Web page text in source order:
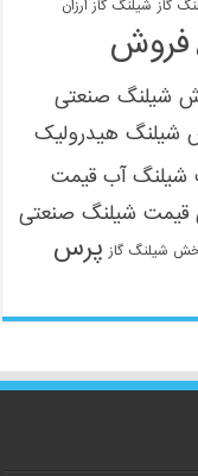
گاز شیلنگ گاز ارزان
فروش
شیلنگ صنعتی
شیلنگ هیدرولیک
شیلنگ آب قیمت
قیمت شیلنگ صنعتی
شیلنگ گاز پرس